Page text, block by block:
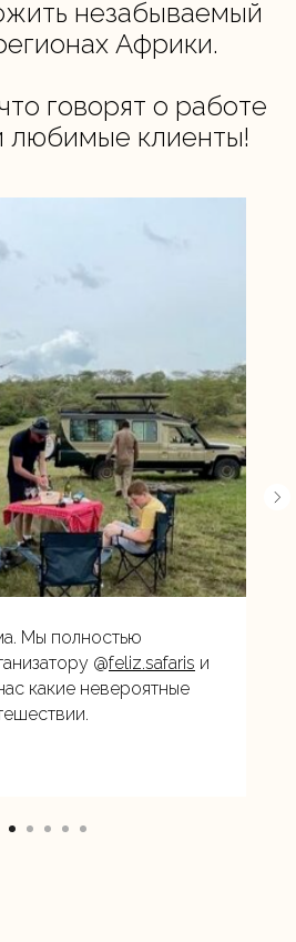
незабываемый
Африки.
говорят о работе
любимые клиенты!
Мы полностью
@feliz.safaris и
какие невероятные